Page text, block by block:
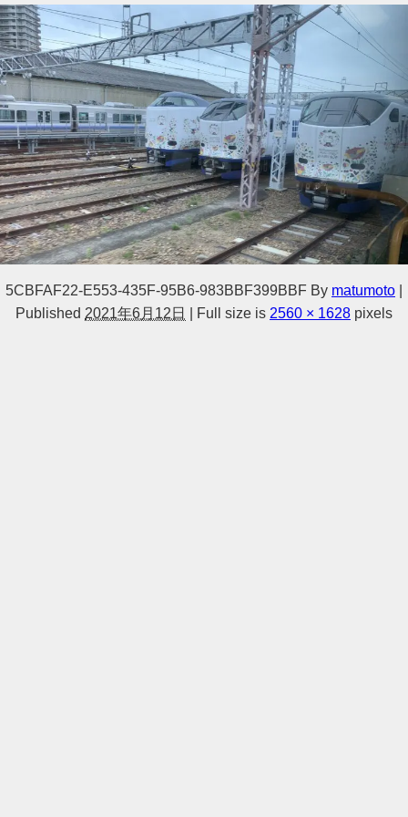
5CBFAF22-E553-435F-95B6-983BBF399BBF By matumoto
Published 2021年6月12日 Full size is 2560 × 1628 pixels